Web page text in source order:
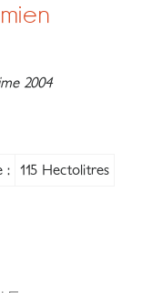
2004
: 115 Hectolitres